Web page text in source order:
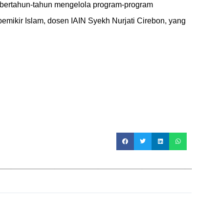
tahun mengelola program-program
Islam, dosen IAIN Syekh Nurjati Cirebon, yang